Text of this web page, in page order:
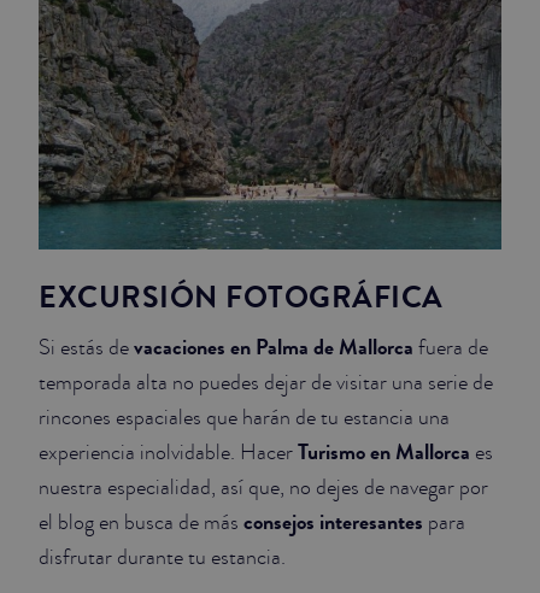
EXCURSIÓN FOTOGRÁFICA
Si estás devacaciones en Palma de Mallorca fuera de
temporada alta no puedes dejar de visitar una serie de
rincones espaciales que harán de tu estancia una
experiencia inolvidable. HacerTurismo en Mallorca es
nuestra especialidad, así que, no dejes de navegar por
el blog en busca de más consejos interesantes para
disfrutar durante tu estancia.